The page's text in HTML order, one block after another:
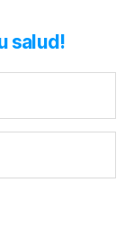
salud!